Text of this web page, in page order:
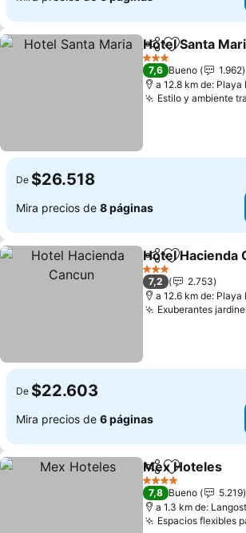
CompartirAgregar a
Hotel Santa
3 Estrellas
7,6 Bueno
1.962
a 12.8 km de: Playa
Estilo y ambiente
De $26.518
Mira precios de 8 páginas
CompartirAgregar a
Hotel Hacienda
3 Estrellas
7,2
2.753
a 12.6 km de: Playa
Exuberantes
De $22.603
Mira precios de 6 páginas
CompartirAgregar a
Mex Hoteles
4 Estrellas
7,8 Bueno
5.219
a 1.3 km de:
Espacios flexibles